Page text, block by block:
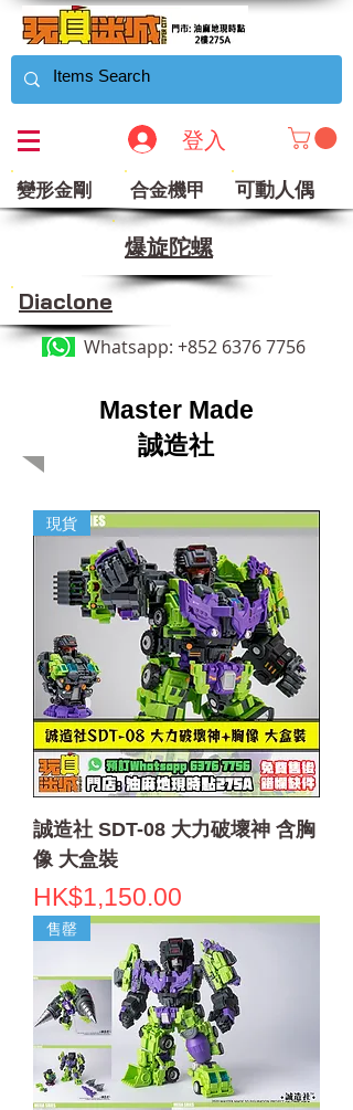
登入
變形金剛 合金機甲 可動人偶
​爆旋陀螺
Diaclone
Whatsapp: +852 6376 7756
Master Made
誠造社
現貨
誠造社 SDT-08 大力破壞神 含胸
像 大盒裝
價格
HK$1,150.00
售罄